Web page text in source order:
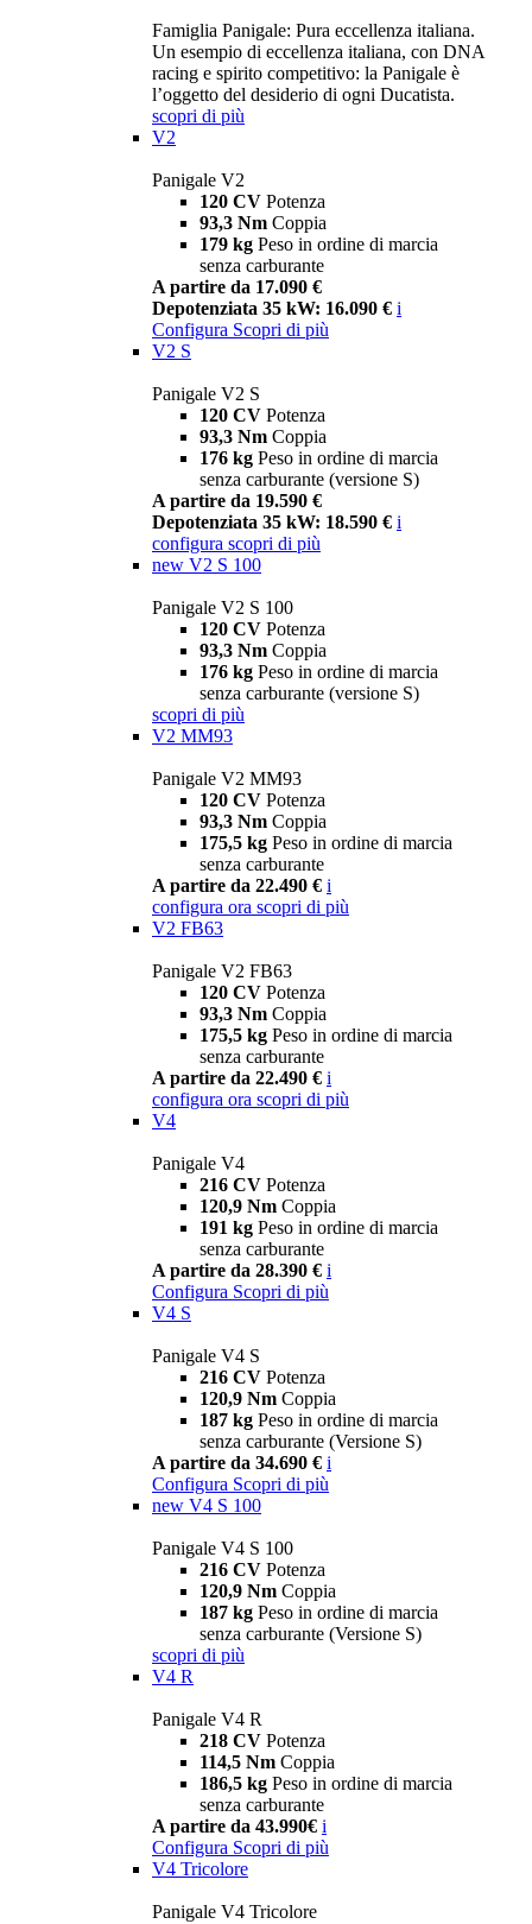
Famiglia Panigale: Pura eccellenza italiana.
Un esempio di eccellenza italiana, con DNA
racing e spirito competitivo: la Panigale è
l’oggetto del desiderio di ogni Ducatista.
scopri di più
V2
Panigale V2
120 CV Potenza
93,3 Nm Coppia
179 kg Peso in ordine di marcia
senza carburante
A partire da 17.090 €
Depotenziata 35 kW: 16.090 € i
Configura Scopri di più
V2 S
Panigale V2 S
120 CV Potenza
93,3 Nm Coppia
176 kg Peso in ordine di marcia
senza carburante (versione S)
A partire da 19.590 €
Depotenziata 35 kW: 18.590 € i
configura scopri di più
new V2 S 100
Panigale V2 S 100
120 CV Potenza
93,3 Nm Coppia
176 kg Peso in ordine di marcia
senza carburante (versione S)
scopri di più
V2 MM93
Panigale V2 MM93
120 CV Potenza
93,3 Nm Coppia
175,5 kg Peso in ordine di marcia
senza carburante
A partire da 22.490 € i
configura ora scopri di più
V2 FB63
Panigale V2 FB63
120 CV Potenza
93,3 Nm Coppia
175,5 kg Peso in ordine di marcia
senza carburante
A partire da 22.490 € i
configura ora scopri di più
V4
Panigale V4
216 CV Potenza
120,9 Nm Coppia
191 kg Peso in ordine di marcia
senza carburante
A partire da 28.390 € i
Configura Scopri di più
V4 S
Panigale V4 S
216 CV Potenza
120,9 Nm Coppia
187 kg Peso in ordine di marcia
senza carburante (Versione S)
A partire da 34.690 € i
Configura Scopri di più
new V4 S 100
Panigale V4 S 100
216 CV Potenza
120,9 Nm Coppia
187 kg Peso in ordine di marcia
senza carburante (Versione S)
scopri di più
V4 R
Panigale V4 R
218 CV Potenza
114,5 Nm Coppia
186,5 kg Peso in ordine di marcia
senza carburante
A partire da 43.990€ i
Configura Scopri di più
V4 Tricolore
Panigale V4 Tricolore